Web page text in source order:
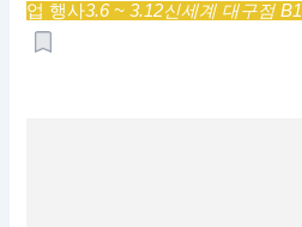
업 행사3.6 ~ 3.12신세계 대구점 B1